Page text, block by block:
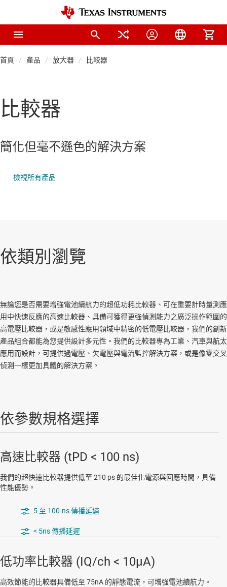
首頁 產品 放大器 比較器
比較器
簡化但毫不遜色的解決方案
檢視所有產品
依類別瀏覽
無論您是否需要增強電池續航力的超低功耗比較器、可在重要計時量測應
用中快速反應的高速比較器、具備可獲得更強偵測能力之廣泛操作範圍的
高電壓比較器，或是敏感性應用領域中精密的低電壓比較器，我們的創新
產品組合都能為您提供設計多元性。我們的比較器專為工業、汽車與航太
應用而設計，可提供過電壓、欠電壓與電流監控解決方案，或是像零交叉
偵測一樣更加具體的解決方案。
依參數規格選擇
高速比較器 (tPD < 100 ns)
我們的超快速比較器提供低至 210 ps 的最佳化電源與回應時間，具備
性能優勢。
5 至 100-ns 傳播延遲
< 5ns 傳播延遲
低功率比較器 (IQ/ch < 10µA)
高效節能的比較器具備低至 75nA 的靜態電流，可增強電池續航力。